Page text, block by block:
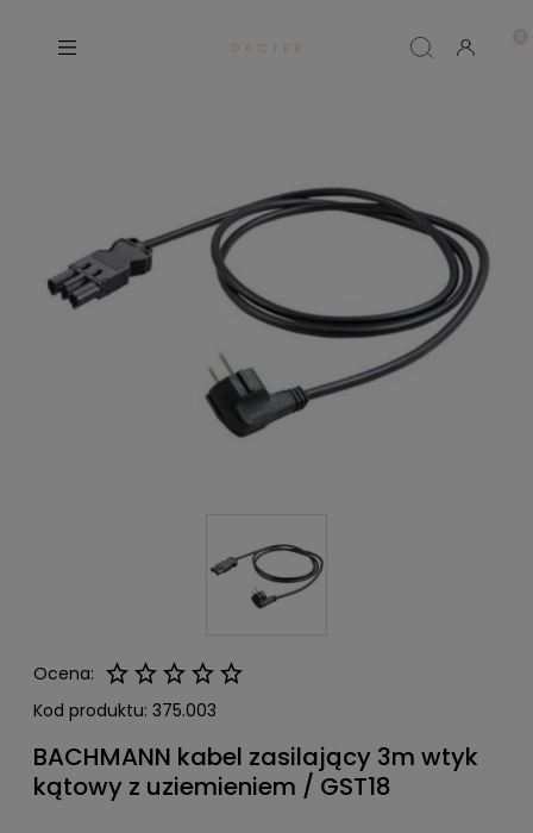
D A C T E R
Ocena:
Kod produktu: 375.003
BACHMANN kabel zasilający 3m wtyk
kątowy z uziemieniem / GST18